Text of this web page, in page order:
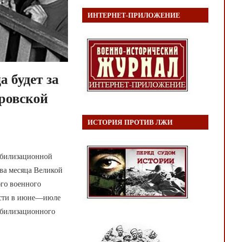
будет за
месяца Великой
военного
в июне—июле
ИНТЕРНЕТ-ПРИЛОЖЕНИЕ
ИСТОРИЯ ПРОТИВ ЛЖИ